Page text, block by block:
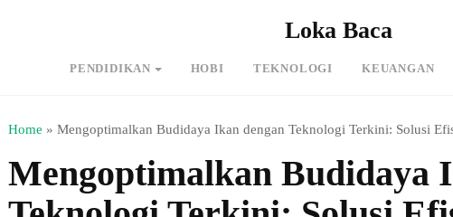
Loka Baca
PENDIDIKAN HOBI TEKNOLOGI KEUANGAN
Home » Mengoptimalkan Budidaya Ikan dengan Teknologi Terkini: Solusi
Mengoptimalkan Budidaya